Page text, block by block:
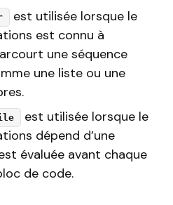
est utilisée lorsque le
est connu à
une séquence
une liste ou une
est utilisée lorsque le
dépend d’une
évaluée avant chaque
de code.